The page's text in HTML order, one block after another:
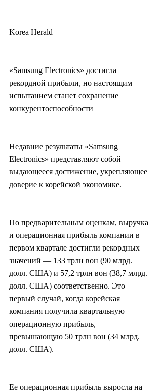
Korea Herald
«Samsung Electronics» достигла
рекордной прибыли, но настоящим
испытанием станет сохранение
конкурентоспособности
Недавние результаты «Samsung
Electronics» представляют собой
выдающееся достижение, укрепляющее
доверие к корейской экономике.
По предварительным оценкам, выручка
и операционная прибыль компании в
первом квартале достигли рекордных
значений — 133 трлн вон (90 млрд.
долл. США) и 57,2 трлн вон (38,7 млрд.
долл. США) соответственно. Это
первый случай, когда корейская
компания получила квартальную
операционную прибыль,
превышающую 50 трлн вон (34 млрд.
долл. США).
Ее операционная прибыль выросла на